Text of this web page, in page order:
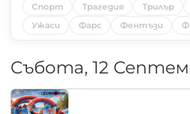
Спорт
Трагедия Трилър
Ужаси
Фарс Фентъзи
Събота, 12